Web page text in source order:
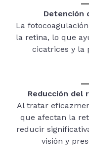
Detención
La
la retina, lo que
cicatrices y la
Reducción del
Al tratar
que afectan la
reducir
visión y